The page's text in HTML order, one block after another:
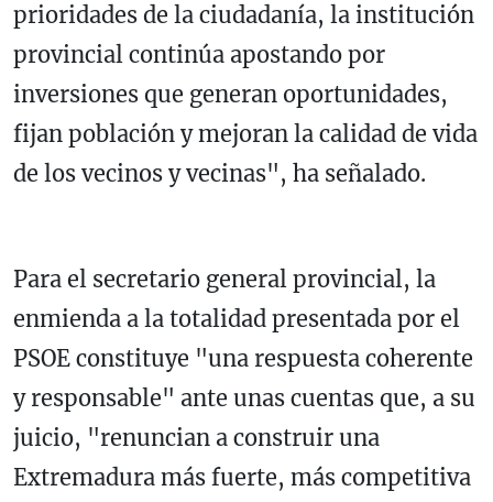
prioridades de la ciudadanía, la institución
provincial continúa apostando por
inversiones que generan oportunidades,
fijan población y mejoran la calidad de vida
de los vecinos y vecinas", ha señalado.
Para el secretario general provincial, la
enmienda a la totalidad presentada por el
PSOE constituye "una respuesta coherente
y responsable" ante unas cuentas que, a su
juicio, "renuncian a construir una
Extremadura más fuerte, más competitiva